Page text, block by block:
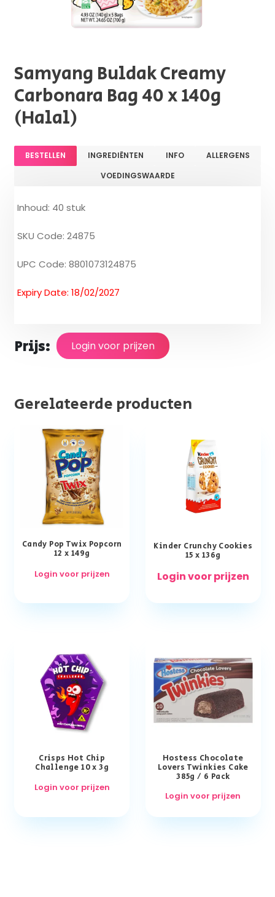
Samyang Buldak Creamy
Carbonara Bag 40 x 140g
(Halal)
BESTELLEN INGREDIËNTEN INFO
ALLERGENS
VOEDINGSWAARDE
Inhoud: 40 stuk
SKU Code: 24875
UPC Code: 8801073124875
Expiry Date: 18/02/2027
Prijs: Login voor prijzen
Gerelateerde producten
Candy Pop Twix Popcorn
12 x 149g
Login voor prijzen
Kinder Crunchy Cookies
15 x 136g
Login voor prijzen
Crisps Hot Chip
Challenge 10 x 3g
Login voor prijzen
Hostess Chocolate
Lovers Twinkies Cake
385g / 6 Pack
Login voor prijzen